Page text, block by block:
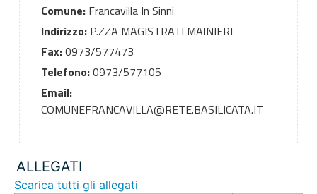
Comune:Francavilla In Sinni
Indirizzo:P.ZZA MAGISTRATI MAINIERI
Fax:0973/577473
Telefono:0973/577105
Email:
COMUNEFRANCAVILLA@RETE.BASILICATA.IT
ALLEGATI
Scarica tutti gli allegati